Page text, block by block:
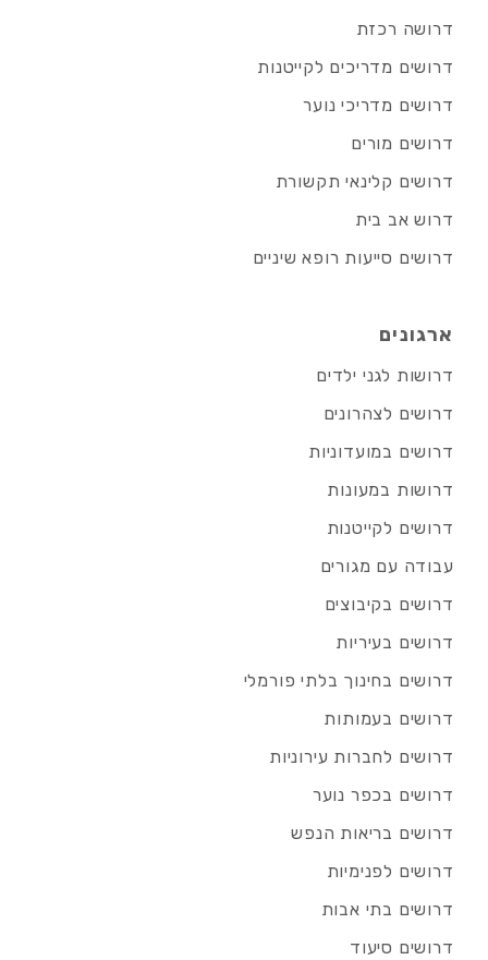
דרושה רכזת
דרושים מדריכים לקייטנות
דרושים מדריכי נוער
דרושים מורים
דרושים קלינאי תקשורת
דרוש אב בית
דרושים סייעות רופא שיניים
ארגונים
דרושות לגני ילדים
דרושים לצהרונים
דרושים במועדוניות
דרושות במעונות
דרושים לקייטנות
עבודה עם מגורים
דרושים בקיבוצים
דרושים בעיריות
דרושים בחינוך בלתי פורמלי
דרושים בעמותות
דרושים לחברות עירוניות
דרושים בכפר נוער
דרושים בריאות הנפש
דרושים לפנימיות
דרושים בתי אבות
דרושים סיעוד